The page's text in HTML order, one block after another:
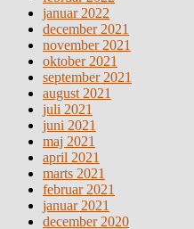
januar 2022
december 2021
november 2021
oktober 2021
september 2021
august 2021
juli 2021
juni 2021
maj 2021
april 2021
marts 2021
februar 2021
januar 2021
december 2020